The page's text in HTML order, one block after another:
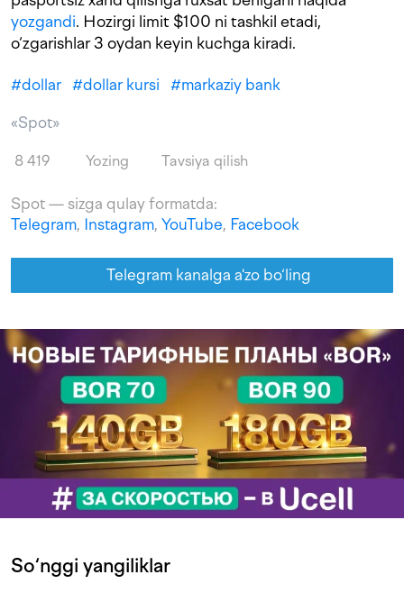
yozgandi. Hozirgi limit $100 ni tashkil etadi,
o‘zgarishlar 3 oydan keyin kuchga kiradi.
#dollar #dollar kursi #markaziy bank
«Spot»
8 419 Yozing Tavsiya qilish
Spot — sizga qulay formatda:
Telegram, Instagram, YouTube, Facebook
Telegram kanalga a'zo bo‘ling
So‘nggi yangiliklar